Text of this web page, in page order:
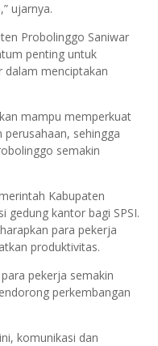
ujarnya.
Probolinggo Saniwar
penting untuk
menciptakan
mampu memperkuat
sehingga
semakin
Kabupaten
gedung kantor bagi SPSI.
para pekerja
produktivitas.
pekerja semakin
perkembangan
komunikasi dan